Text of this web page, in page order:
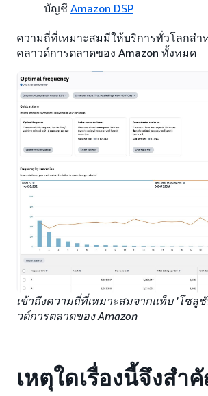
บัญชี Amazon DSP
ความถี่ที่เหมาะสมมีให้บริการทั่วโลกสำ
คลาวด์การตลาดของ Amazon ทั้งหมด
เข้าถึงความถี่ที่เหมาะสมจากแท็บ 'โซลู
วด์การตลาดของ Amazon
เหตุใดเรื่องนี้จึงสำ